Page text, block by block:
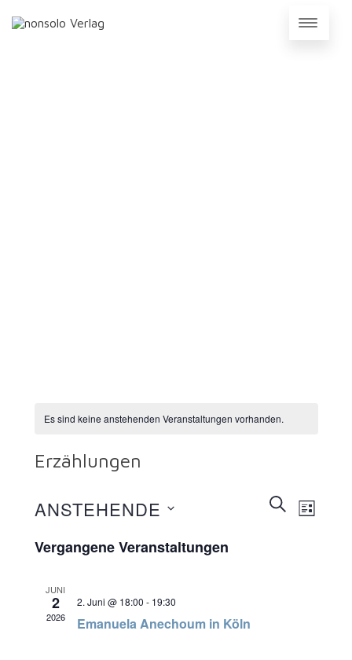
Es sind keine anstehenden Veranstaltungen vorhanden.
Erzählungen
SUCHE
LISTE
ANSTEHENDE
wählen.
Vergangene Veranstaltungen
JUNI
2
2026
2. Juni @ 18:00 - 19:30
Emanuela Anechoum in Köln